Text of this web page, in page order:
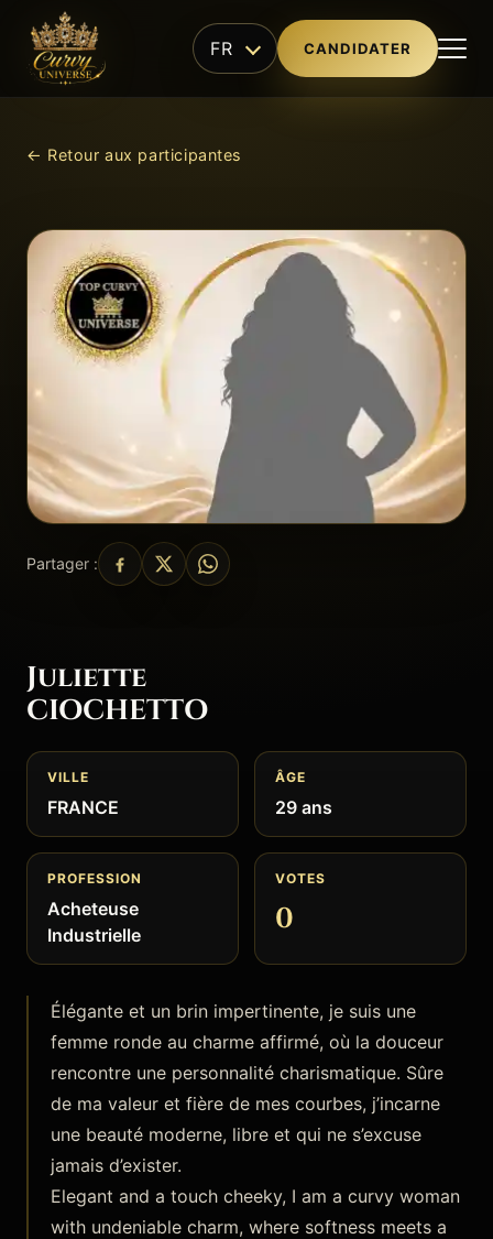
FR CANDIDATER
← Retour aux participantes
Partager :
Juliette
CIOCHETTO
VILLE
FRANCE
ÂGE
29 ans
PROFESSION
Acheteuse
Industrielle
VOTES
0
Élégante et un brin impertinente, je suis une
femme ronde au charme affirmé, où la douceur
rencontre une personnalité charismatique. Sûre
de ma valeur et fière de mes courbes, j’incarne
une beauté moderne, libre et qui ne s’excuse
jamais d’exister.
Elegant and a touch cheeky, I am a curvy woman
with undeniable charm, where softness meets a